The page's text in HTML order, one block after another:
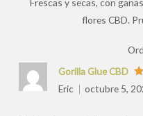
flores CBD.
Gorilla Glue CBD
Eric
octubre 5,